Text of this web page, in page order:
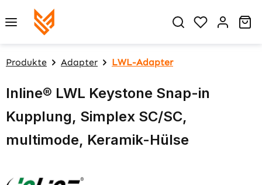
Zum Hauptinhalt springen
Du hast 0
Produkte Adapter LWL-Adapter
Inline® LWL Keystone Snap-in
Kupplung, Simplex SC/SC,
multimode, Keramik-Hülse